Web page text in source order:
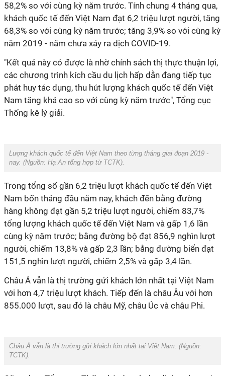
58,2% so với cùng kỳ năm trước. Tính chung 4 tháng qua,
khách quốc tế đến Việt Nam đạt 6,2 triệu lượt người, tăng
68,3% so với cùng kỳ năm trước; tăng 3,9% so với cùng kỳ
năm 2019 - năm chưa xảy ra dịch COVID-19.
"Kết quả này có được là nhờ chính sách thị thực thuận lợi,
các chương trình kích cầu du lịch hấp dẫn đang tiếp tục
phát huy tác dụng, thu hút lượng khách quốc tế đến Việt
Nam tăng khá cao so với cùng kỳ năm trước", Tổng cục
Thống kê lý giải.
Lượng khách quốc tế đến Việt Nam theo từng tháng giai đoạn 2019 -
nay. (Nguồn: Hạ An tổng hợp từ TCTK).
Trong tổng số gần 6,2 triệu lượt khách quốc tế đến Việt
Nam bốn tháng đầu năm nay, khách đến bằng đường
hàng không đạt gần 5,2 triệu lượt người, chiếm 83,7%
tổng lượng khách quốc tế đến Việt Nam và gấp 1,6 lần
cùng kỳ năm trước; bằng đường bộ đạt 856,9 nghìn lượt
người, chiếm 13,8% và gấp 2,3 lần; bằng đường biển đạt
151,5 nghìn lượt người, chiếm 2,5% và gấp 3,4 lần.
Châu Á vẫn là thị trường gửi khách lớn nhất tại Việt Nam
với hơn 4,7 triệu lượt khách. Tiếp đến là châu Âu với hơn
855.000 lượt, sau đó là châu Mỹ, châu Úc và châu Phi.
Châu Á vẫn là thị trường gửi khách lớn nhất tại Việt Nam. (Nguồn:
TCTK).